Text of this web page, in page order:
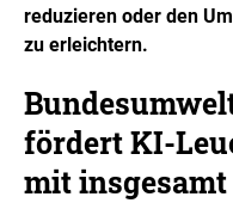
reduzieren oder den
zu erleichtern.
fördert KI-
mit